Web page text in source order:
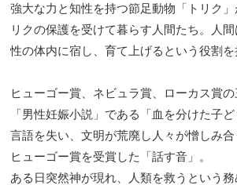
強大な力と知性を持つ節足動物「トリク
リクの保護を受けて暮らす人間たち。人
性の体内に宿し、育て上げるという役割を
ヒューゴー賞、ネビュラ賞、ローカス賞
「男性妊娠小説」である「血を分けた子ど
言語を失い、文明が荒廃し人々が憎しみ合
ヒューゴー賞を受賞した「話す音」。
ある日突然神が現れ、人類を救うという